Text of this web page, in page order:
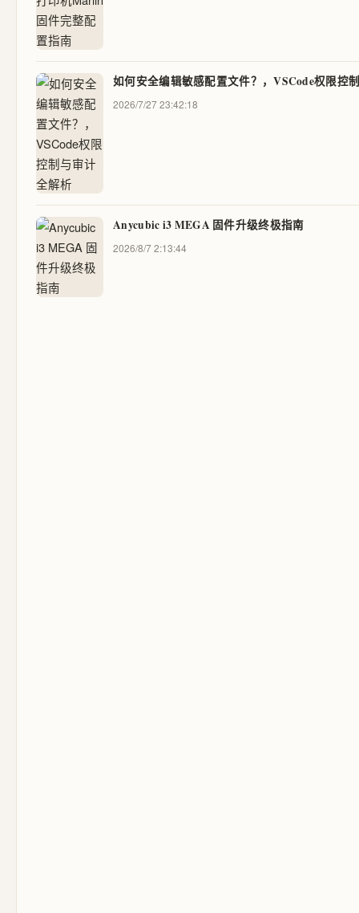
如何安全编辑敏感配置文件？，VSCode权限控
2026/7/27 23:42:18
Anycubic i3 MEGA 固件升级终极指南
2026/8/7 2:13:44